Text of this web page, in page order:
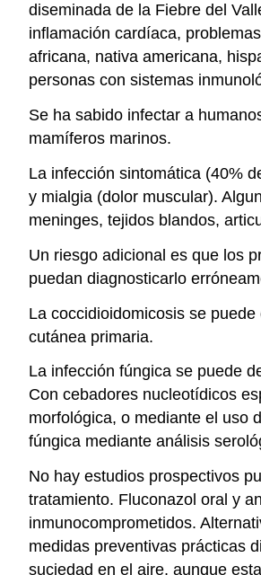
diseminada de la Fiebre del
inflamación cardíaca,
africana, nativa americana,
personas con sistemas
Se ha sabido infectar a
mamíferos marinos.
La infección sintomática (40%
y mialgia (dolor muscular).
meninges, tejidos blandos,
Un riesgo adicional es que los
puedan diagnosticarlo
La coccidioidomicosis se
cutánea primaria.
La infección fúngica se puede
Con cebadores nucleotídicos
morfológica, o mediante el uso
fúngica mediante análisis
No hay estudios prospectivos
tratamiento. Fluconazol oral y
inmunocomprometidos.
medidas preventivas prácticas
suciedad en el aire, aunque